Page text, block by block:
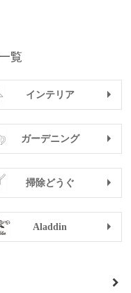
覧
インテリア
ガーデニング
掃除どうぐ
Aladdin